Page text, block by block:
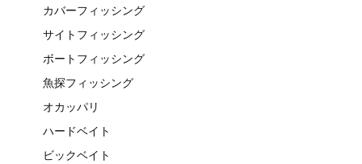
カバーフィッシング
サイトフィッシング
ボートフィッシング
魚探フィッシング
オカッパリ
ハードベイト
ビックベイト